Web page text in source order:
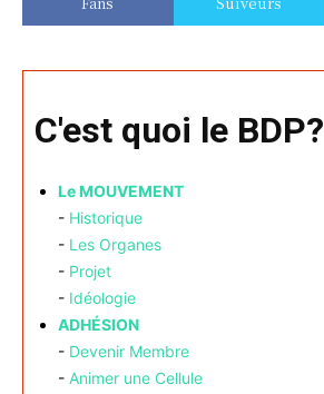
C'est quoi le BDP?
Le MOUVEMENT
- Historique
- Les Organes
- Projet
- Idéologie
ADHÉSION
- Devenir Membre
- Animer une Cellule